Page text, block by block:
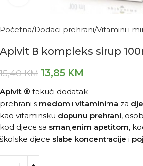
Početna Dodaci prehrani Vitamini i
Apivit B kompleks sirup
15,40KM 13,85 KM
Apivit ® tekući dodatak
prehrani s medom i vitaminima za
kao vitaminsku dopunu prehrani,
kod djece sa smanjenim apetitom,
školske djece slabe koncentracije i